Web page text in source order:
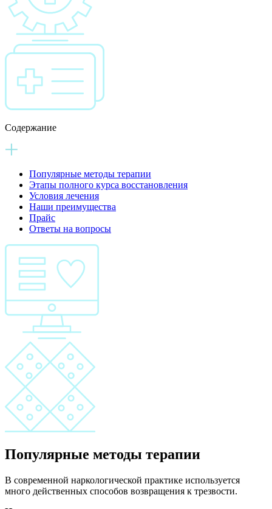
Содержание
Популярные методы терапии
Этапы полного курса восстановления
Условия лечения
Наши преимущества
Прайс
Ответы на вопросы
Популярные методы терапии
В современной наркологической практике используется
много действенных способов возвращения к трезвости.